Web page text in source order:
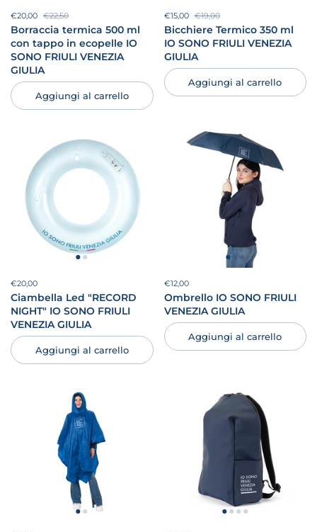
Prezzo di vendita:
€20,00 Prezzo di listino:
€22,50
Borraccia termica 500 ml
con tappo in ecopelle IO
SONO FRIULI VENEZIA
GIULIA
Aggiungi al carrello
Prezzo di vendita:
€15,00 Prezzo di listino:
€19,00
Bicchiere Termico 350 ml
IO SONO FRIULI VENEZIA
GIULIA
Aggiungi al carrello
Prezzo:
€20,00
Ciambella Led "RECORD
NIGHT" IO SONO FRIULI
VENEZIA GIULIA
Aggiungi al carrello
Prezzo:
€12,00
Ombrello IO SONO FRIULI
VENEZIA GIULIA
Aggiungi al carrello